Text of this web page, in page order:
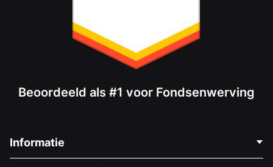
Beoordeeld als #1 voor Fondsenwerving
Informatie